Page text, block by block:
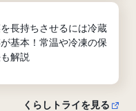
長持ちさせるには冷蔵
基本！常温や冷凍の保
解説
くらしトライを見る